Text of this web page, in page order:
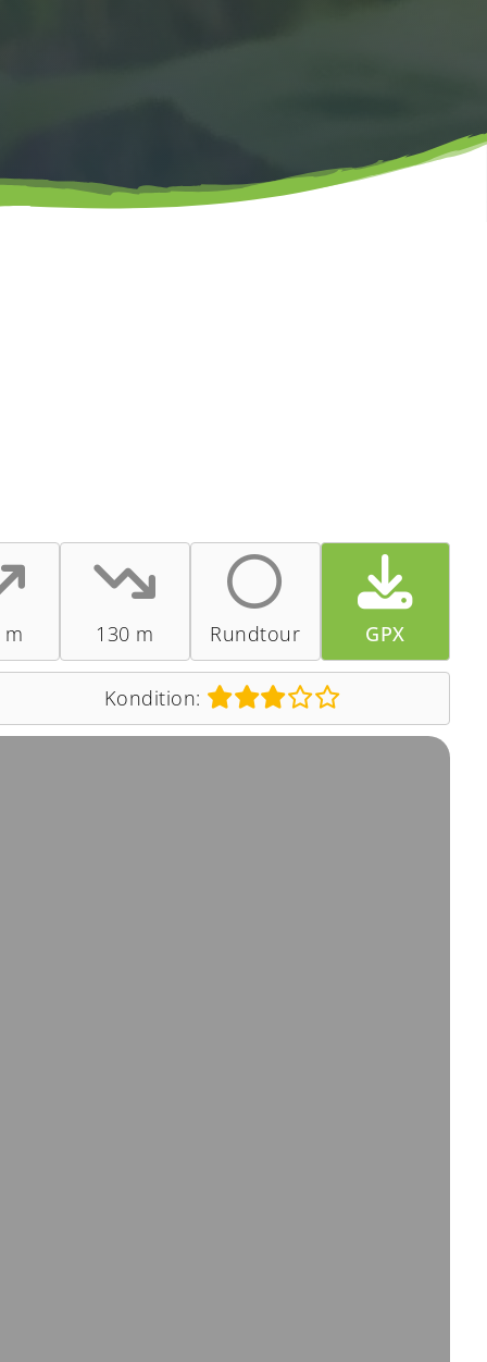
m 130 m Rundtour GPX
Kondition: